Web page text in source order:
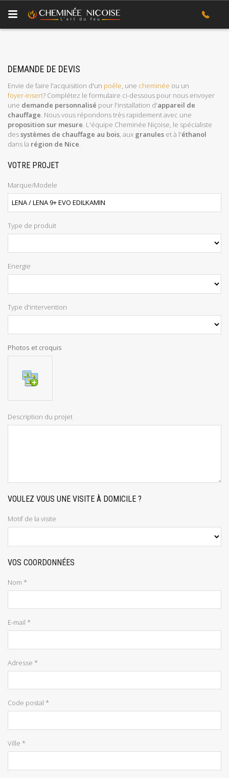
DEMANDE DE DEVIS
Envie de faire l'acquisition d'un poêle, une cheminée ou un
foyer-insert? Complétez le formulaire ci-dessous pour nous envoyer
une demande personnalisé pour l'installation d'appareil de
chauffage. Nous vous répondons très rapidement avec une
proposition sur mesure. L'équipe Cheminée Niçoise, le spécialiste
dessystèmes de chauffage au bois, aux granules et à l'éthanol
dans la région de Nice.
VOTRE PROJET
Marque/Modele
Type de produit
Energie
Type d'intervention
Photos et croquis
Description du projet
VOULEZ VOUS UNE VISITE À DOMICILE ?
Motif de la visite
VOS COORDONNÉES
Nom *
E-mail *
Adresse *
Code postal *
Ville *